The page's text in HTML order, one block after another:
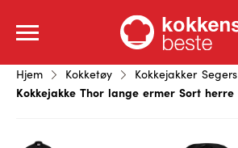
Hjem Kokketøy Kokkejakker Segers
Kokkejakke Thor lange ermer Sort herre